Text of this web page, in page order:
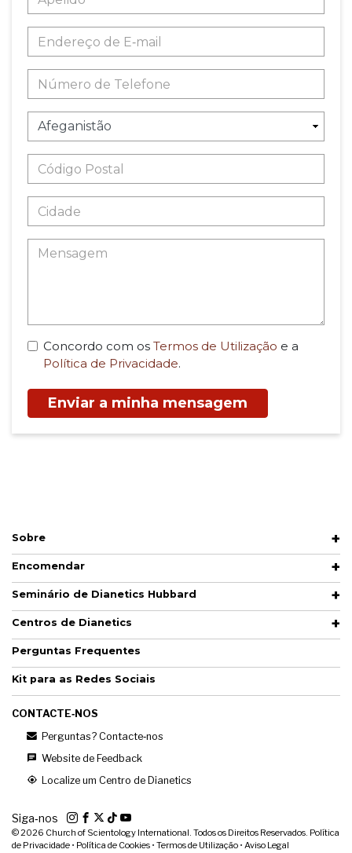
Concordo com os Termos de Utilização e a
Política de Privacidade.
Enviar a minha mensagem
Sobre
Encomendar
Seminário de Dianetics Hubbard
Centros de Dianetics
Perguntas Frequentes
Kit para as Redes Sociais
CONTACTE‑NOS
Perguntas? Contacte‑nos
Website de Feedback
Localize um Centro de Dianetics
Siga‑nos
© 2026 Church of Scientology International. Todos os Direitos Reservados. Política
de Privacidade • Política de Cookies • Termos de Utilização • Aviso Legal